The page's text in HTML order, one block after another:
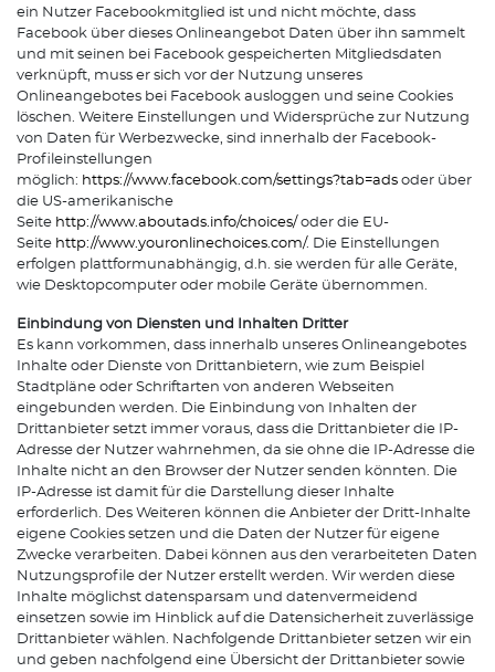
ein Nutzer Facebookmitglied ist und nicht möchte, dass
Facebook über dieses Onlineangebot Daten über ihn sammelt
und mit seinen bei Facebook gespeicherten Mitgliedsdaten
verknüpft, muss er sich vor der Nutzung unseres
Onlineangebotes bei Facebook ausloggen und seine Cookies
löschen. Weitere Einstellungen und Widersprüche zur Nutzung
von Daten für Werbezwecke, sind innerhalb der Facebook-
Profileinstellungen
möglich: https://www.facebook.com/settings?tab=ads oder über
die US-amerikanische
Seite http://www.aboutads.info/choices/ oder die EU-
Seite http://www.youronlinechoices.com/. Die Einstellungen
erfolgen plattformunabhängig, d.h. sie werden für alle Geräte,
wie Desktopcomputer oder mobile Geräte übernommen.
Einbindung von Diensten und Inhalten Dritter
Es kann vorkommen, dass innerhalb unseres Onlineangebotes
Inhalte oder Dienste von Drittanbietern, wie zum Beispiel
Stadtpläne oder Schriftarten von anderen Webseiten
eingebunden werden. Die Einbindung von Inhalten der
Drittanbieter setzt immer voraus, dass die Drittanbieter die IP-
Adresse der Nutzer wahrnehmen, da sie ohne die IP-Adresse die
Inhalte nicht an den Browser der Nutzer senden könnten. Die
IP-Adresse ist damit für die Darstellung dieser Inhalte
erforderlich. Des Weiteren können die Anbieter der Dritt-Inhalte
eigene Cookies setzen und die Daten der Nutzer für eigene
Zwecke verarbeiten. Dabei können aus den verarbeiteten Daten
Nutzungsprofile der Nutzer erstellt werden. Wir werden diese
Inhalte möglichst datensparsam und datenvermeidend
einsetzen sowie im Hinblick auf die Datensicherheit zuverlässige
Drittanbieter wählen. Nachfolgende Drittanbieter setzen wir ein
und geben nachfolgend eine Übersicht der Drittanbieter sowie